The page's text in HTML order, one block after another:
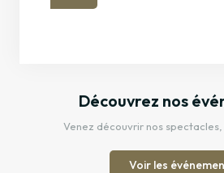
Découvrez nos
Venez découvrir nos
Voir les